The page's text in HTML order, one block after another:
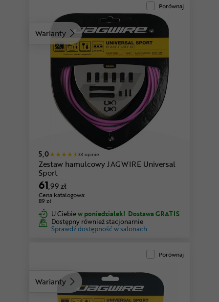
Warianty
różowy
Porównaj
5,0 33 opinie
Zestaw hamulcowy JAGWIRE Universal
Sport
61,99 zł
Cena katalogowa:
89 zł
U Ciebiew poniedziałek! Dostawa GRATIS
Dostępny również stacjonarnie
Sprawdź dostępność w salonach
Warianty
Porównaj